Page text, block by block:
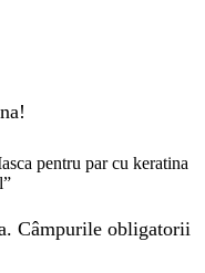
pentru par cu keratina
Câmpurile obligatorii